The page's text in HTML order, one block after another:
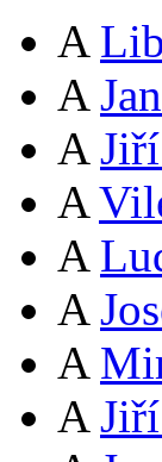
A
A
A
A
A
A
A
A